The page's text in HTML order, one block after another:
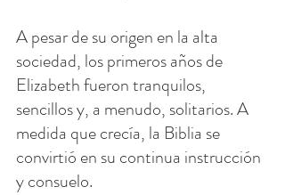
A pesar de su origen en la alta
sociedad, los primeros años de
Elizabeth fueron tranquilos,
sencillos y, a menudo, solitarios. A
medida que crecía, la Biblia se
convirtió en su continua instrucción
y consuelo.